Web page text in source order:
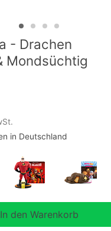
- Drachen
Mondsüchtig
in Deutschland